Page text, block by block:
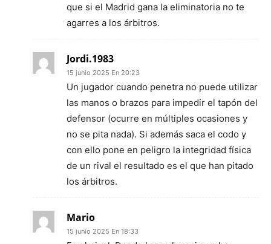
que si el Madrid gana la eliminatoria no te
agarres a los árbitros.
Jordi.1983
15 junio 2025 En 20:23
Un jugador cuando penetra no puede utilizar
las manos o brazos para impedir el tapón del
defensor (ocurre en múltiples ocasiones y
no se pita nada). Si además saca el codo y
con ello pone en peligro la integridad física
de un rival el resultado es el que han pitado
los árbitros.
Mario
15 junio 2025 En 18:33